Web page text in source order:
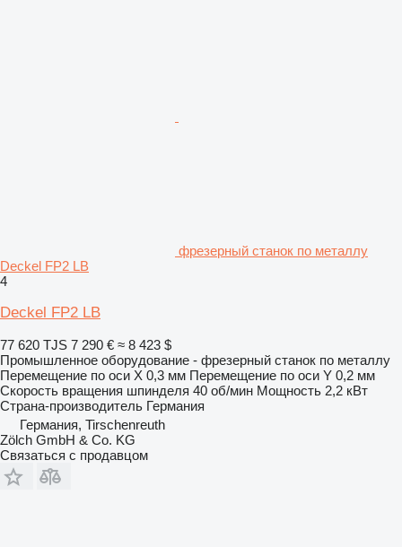
фрезерный станок по металлу
Deckel FP2 LB
4
Deckel FP2 LB
77 620 TJS 7 290 € ≈ 8 423 $
Промышленное оборудование - фрезерный станок по металлу
Перемещение по оси X 0,3 мм Перемещение по оси Y 0,2 мм
Скорость вращения шпинделя 40 об/мин Мощность 2,2 кВт
Страна-производитель Германия
Германия, Tirschenreuth
Zölch GmbH & Co. KG
Связаться с продавцом